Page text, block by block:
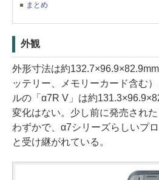
まとめ
外観
外形寸法は約
ッテリー、メモリーカード含む
ルの「α7R V」は約
変化はない。少し前に発売され
わずかで、α7シリーズらしいプ
と受け継がれている。